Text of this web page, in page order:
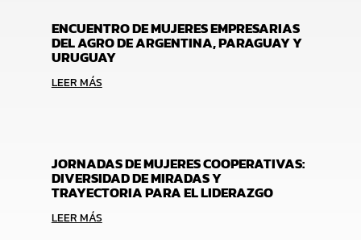
ENCUENTRO DE MUJERES EMPRESARIAS
DEL AGRO DE ARGENTINA, PARAGUAY Y
URUGUAY
LEER MÁS
JORNADAS DE MUJERES COOPERATIVAS:
DIVERSIDAD DE MIRADAS Y
TRAYECTORIA PARA EL LIDERAZGO
LEER MÁS